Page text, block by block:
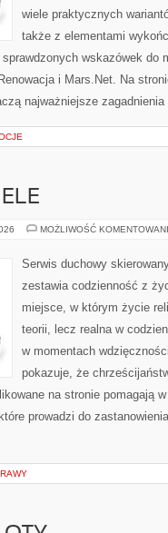
wiele praktycznych
także z elementami
wskazówek do
i Mars.Net. Na
najważniejsze
MOŻLIWOŚĆ
Serwis duchowy
zestawia codzienność z
miejsce, w którym życie
teorii, lecz realna w
w momentach
pokazuje, że
na stronie pomagają
prowadzi do